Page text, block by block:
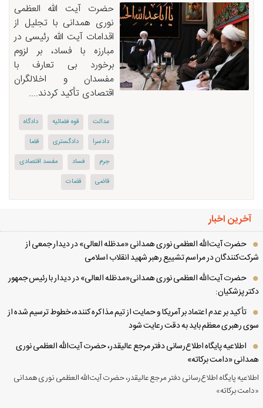
حضرت آیت الله العظمی
نوری همدانی با تجلیل از
اقدامات آیت الله رئیسی در
مبارزه با فساد، بر لزوم
برخورد بی تعارف با
مفسدان و اخلالگران
اقتصادی تأکید کردند....
عدالت قوه فضائیه
دادگاه
دادسرا
دادگستری
قضا
جرم
فساد
مفسد اقتصادی
قاضی
قضات
آخرین اخبار
حضرت آیت‌الله العظمی نوری همدانی «مدظله العالی» در دیدار جمعی از
در مراسم تشییع رهبر شهید انقلاب اسلامی
حضرت آیت‌الله العظمی نوری همدانی«مدظله العالی» در دیدار با رئیس جمهور
پزشکیان:
تأکید بر عدم اعتماد بر آمریکا و حمایت از تیم مذاکره کننده، خطوط ترسیم شده از
رهبری معظم باید به دقت رعایت شود
اطلاعیه پایگاه اطلاع‌رسانی دفتر مرجع عالیقدر، حضرت آیت‌الله العظمی نوری
«دامت برکاته»
پایگاه اطلاع‌رسانی دفتر مرجع عالیقدر، حضرت آیت‌الله العظمی نوری همدانی
برکاته»